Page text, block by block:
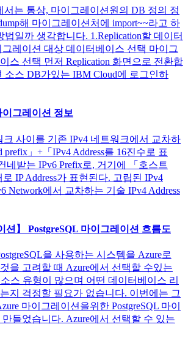
서는 통상, 마이그레이션원의 DB 정의 정
해 마이그레이션처에 import~~라고 하
일까 생각합니다. 1.Replication할 데이터
레이션 대상 데이터베이스 선택 마이그
스 선택 먼저 Replication 화면으로 전환합
소스 DB가있는 IBM Cloud에 로그인하
그레이션 정보
크 사이를 기존 IPv4 네트워크에서 교차하
prefix」+「IPv4 Address를 16진수로 표
네받는 IPv6 Prefix로, 거기에 「호스트
IP Address가 표현된다. 고립된 IPv4
Network에서 교차하는 기술 IPv4 Address
션】 PostgreSQL 마이그레이션 흐름도
을 사용하는 시스템을 Azure로
을 고려할 때 Azure에서 선택할 수있는
소스 유형이 많으며 어떤 데이터베이스 리
지 걱정할 필요가 없습니다. 이번에는 그
마이그레이션을위한 PostgreSQL 마이
들었습니다. Azure에서 선택할 수 있는